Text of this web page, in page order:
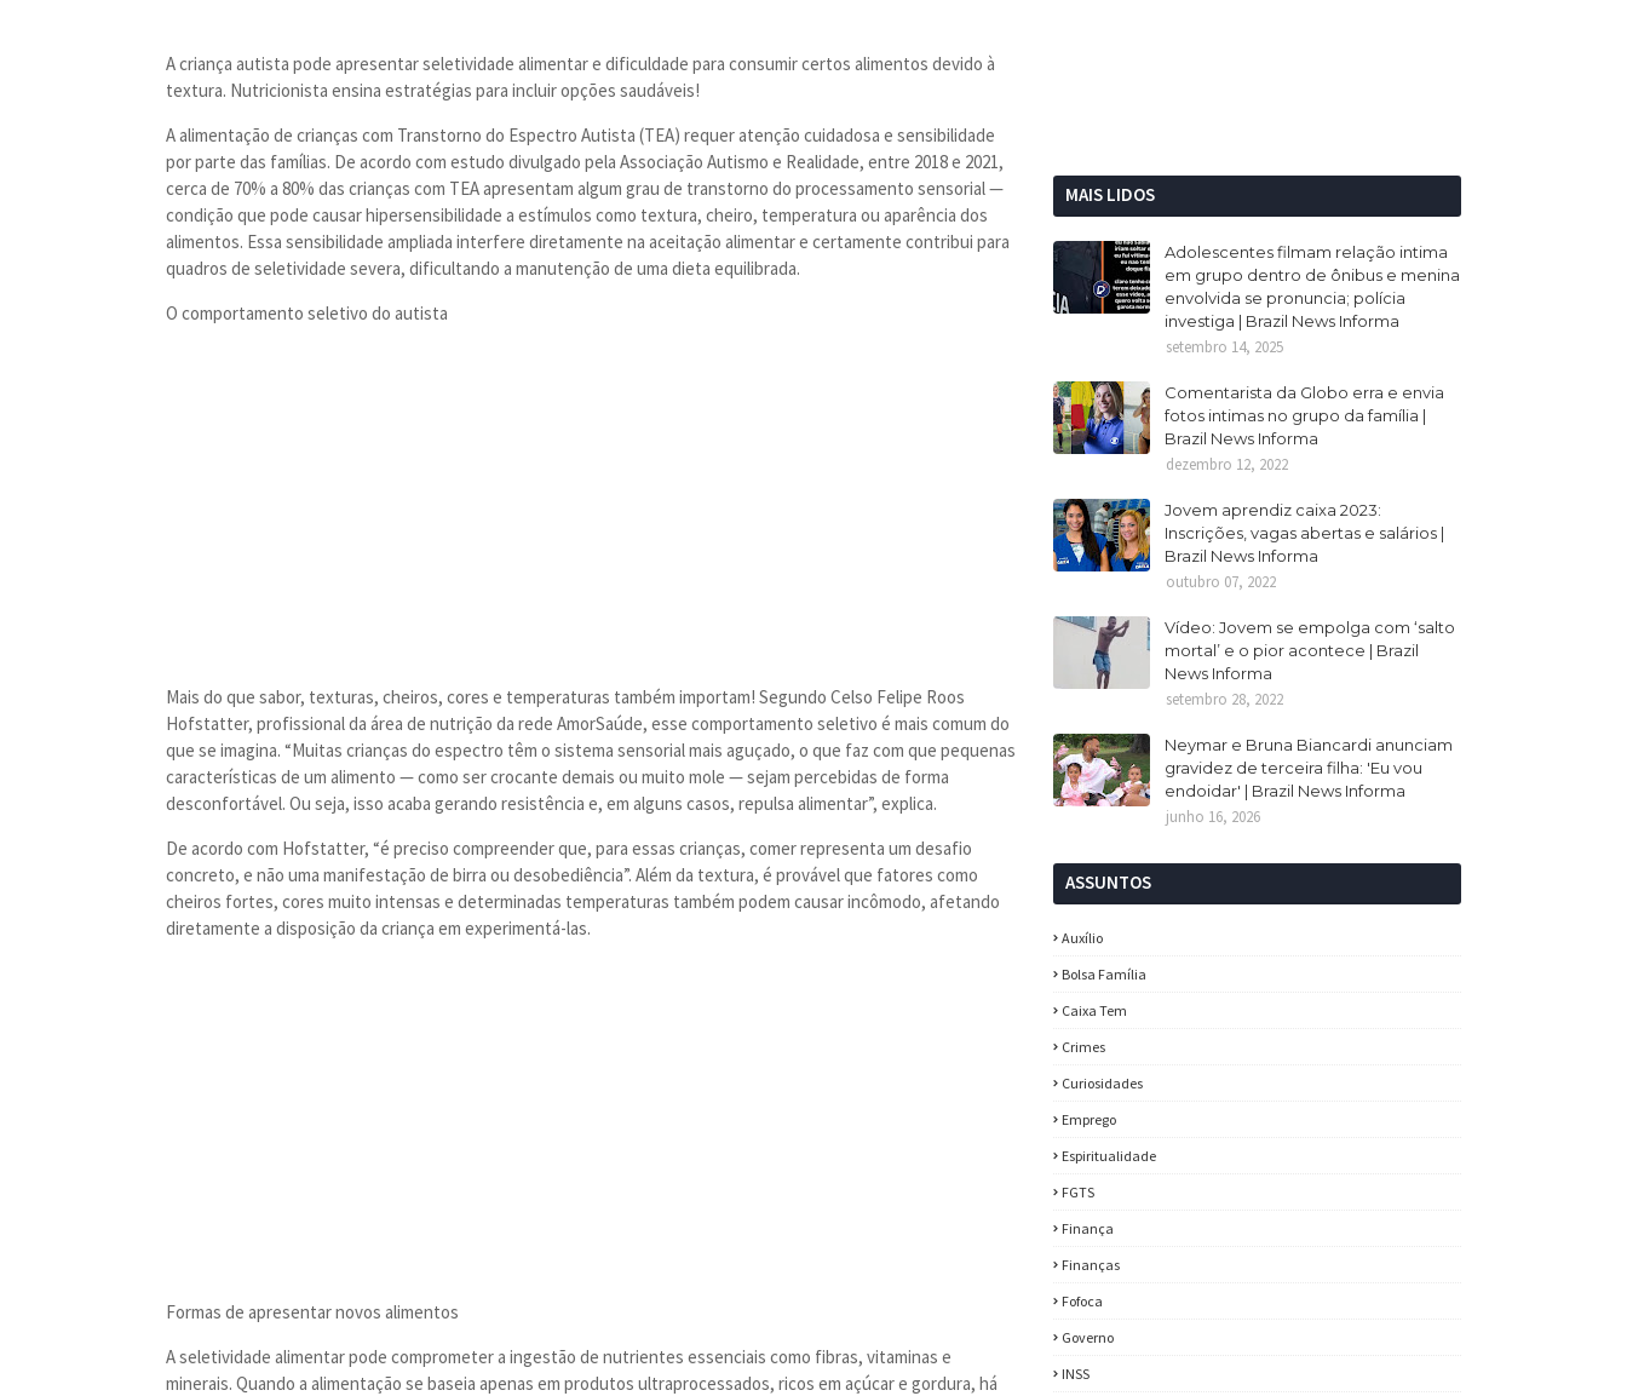
A criança autista pode apresentar seletividade alimentar e dificuldade para consumir certos alimentos devido à
textura. Nutricionista ensina estratégias para incluir opções saudáveis!
A alimentação de crianças com Transtorno do Espectro Autista (TEA) requer atenção cuidadosa e sensibilidade
por parte das famílias. De acordo com estudo divulgado pela Associação Autismo e Realidade, entre 2018 e 2021,
cerca de 70% a 80% das crianças com TEA apresentam algum grau de transtorno do processamento sensorial—
condição que pode causar hipersensibilidade a estímulos como textura, cheiro, temperatura ou aparência dos
alimentos. Essa sensibilidade ampliada interfere diretamente na aceitação alimentar e certamente contribui para
quadros de seletividade severa, dificultando a manutenção de uma dieta equilibrada.
O comportamento seletivo do autista
Mais do que sabor, texturas, cheiros, cores e temperaturas também importam! Segundo Celso Felipe Roos
Hofstatter, profissional da área de nutrição da rede AmorSaúde, esse comportamento seletivo é mais comum do
que se imagina. “Muitas crianças do espectro têm o sistema sensorial mais aguçado, o que faz com que pequenas
características de um alimento — como ser crocante demais ou muito mole — sejam percebidas de forma
desconfortável. Ou seja, isso acaba gerando resistência e, em alguns casos, repulsa alimentar”, explica.
De acordo com Hofstatter, “é preciso compreender que, para essas crianças, comer representa um desafio
concreto, e não uma manifestação de birra ou desobediência”. Além da textura, é provável que fatores como
cheiros fortes, cores muito intensas e determinadas temperaturas também podem causar incômodo, afetando
diretamente a disposição da criança em experimentá-las.
Formas de apresentar novos alimentos
A seletividade alimentar pode comprometer a ingestão de nutrientes essenciais como fibras, vitaminas e
minerais. Quando a alimentação se baseia apenas em produtos ultraprocessados, ricos em açúcar e gordura, há
MAIS LIDOS
Adolescentes filmam relação intima
em grupo dentro de ônibus e menina
envolvida se pronuncia; polícia
investiga | Brazil News Informa
setembro 14, 2025
Comentarista da Globo erra e envia
fotos intimas no grupo da família |
Brazil News Informa
dezembro 12, 2022
Jovem aprendiz caixa 2023:
Inscrições, vagas abertas e salários |
Brazil News Informa
outubro 07, 2022
Vídeo: Jovem se empolga com ‘salto
mortal’ e o pior acontece | Brazil
News Informa
setembro 28, 2022
Neymar e Bruna Biancardi anunciam
gravidez de terceira filha: 'Eu vou
endoidar' | Brazil News Informa
junho 16, 2026
ASSUNTOS
Auxílio
Bolsa Família
Caixa Tem
Crimes
Curiosidades
Emprego
Espiritualidade
FGTS
Finança
Finanças
Fofoca
Governo
INSS